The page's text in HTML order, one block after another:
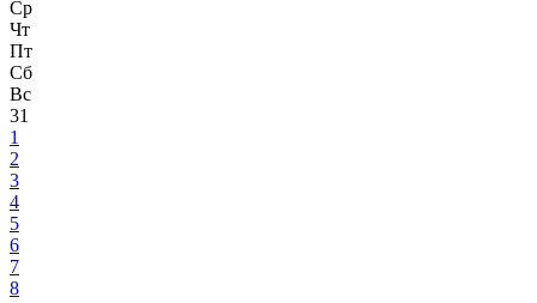
Ср
Чт
Пт
Сб
Вс
31
1
2
3
4
5
6
7
8